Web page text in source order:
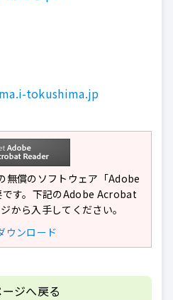
tokushima.jp
無償のソフトウェア「Adobe
す。下記のAdobe Acrobat
から入手してください。
ンロード
ジへ戻る